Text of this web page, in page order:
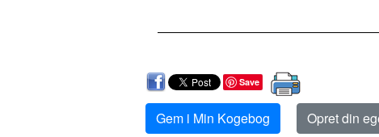
Save
Gem i Min Kogebog Opret din